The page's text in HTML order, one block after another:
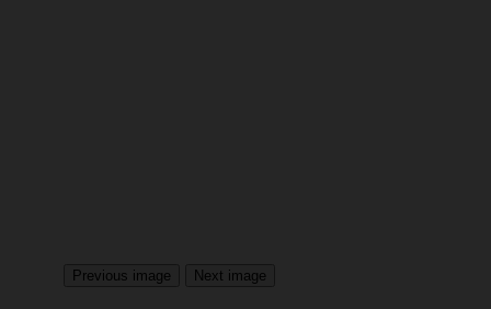
Previous image Next image